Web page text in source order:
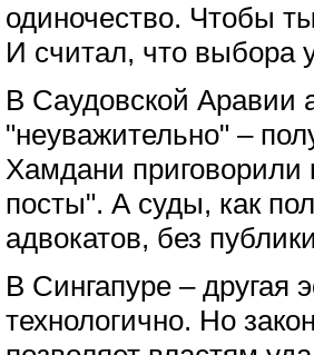
одиночество. Чтобы
И считал, что выбора
В Саудовской Аравии
"неуважительно" –
Хамдани приговорили
посты". А суды, как
адвокатов, без
В Сингапуре – другая
технологично. Но